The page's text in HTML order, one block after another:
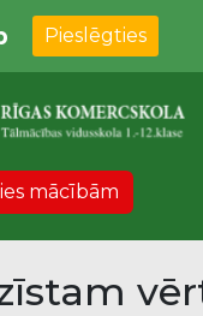
Pieslēgties
mācībām